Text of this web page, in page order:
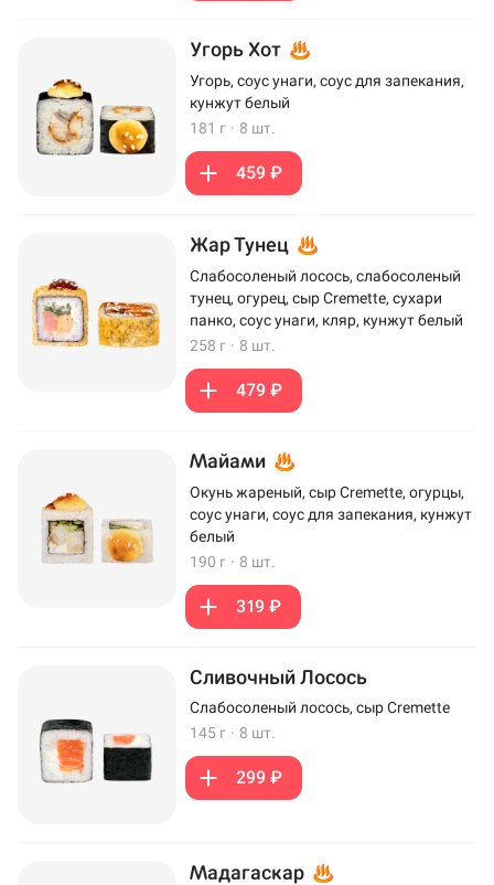
Угорь Хот
Угорь, соус унаги, соус для запекания,
кунжут белый
181 г · 8 шт.
459 ₽
Жар Тунец
Слабосоленый лосось, слабосоленый
тунец, огурец, сыр Cremette, сухари
панко, соус унаги, кляр, кунжут белый
258 г · 8 шт.
479 ₽
Майами
Окунь жареный, сыр Cremette, огурцы,
соус унаги, соус для запекания, кунжут
белый
190 г · 8 шт.
319 ₽
Сливочный Лосось
Слабосоленый лосось, сыр Cremette
145 г · 8 шт.
299 ₽
Мадагаскар